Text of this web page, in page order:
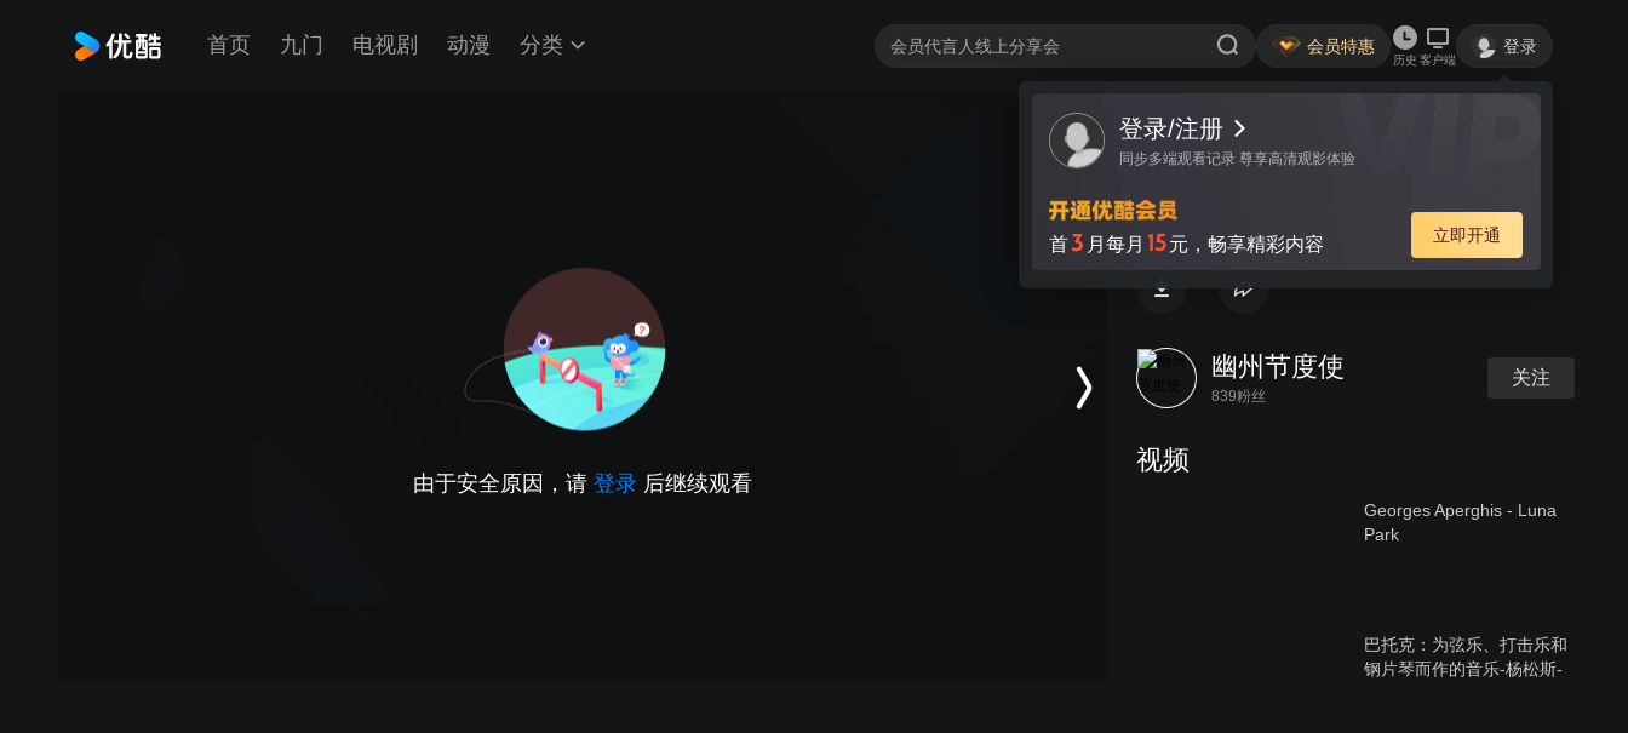
首页 九门 电视剧 动漫 分类 会员特惠
历史 客户端
登录
登录/注册
同步多端观看记录 尊享高清观影体验
首3 月每月 15元，畅享精彩内容 立即开通
由于安全原因，请 登录 后继续观看
视频 讨论
1987年维也纳新年音乐会
幽州节度使
839粉丝
关注
视频
Georges Aperghis - Luna
Park
巴托克：为弦乐、打击乐和
钢片琴而作的音乐-杨松斯-